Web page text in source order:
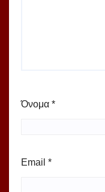
Όνομα *
Email *